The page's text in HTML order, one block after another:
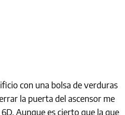
con una bolsa de verduras
la puerta del ascensor me
Aunque es cierto que la que